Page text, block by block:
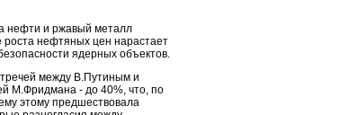
нефти и ржавый металл
роста нефтяных цен нарастает
ядерных объектов.
между В.Путиным и
М.Фридмана - до 40%, что, по
этому предшествовала